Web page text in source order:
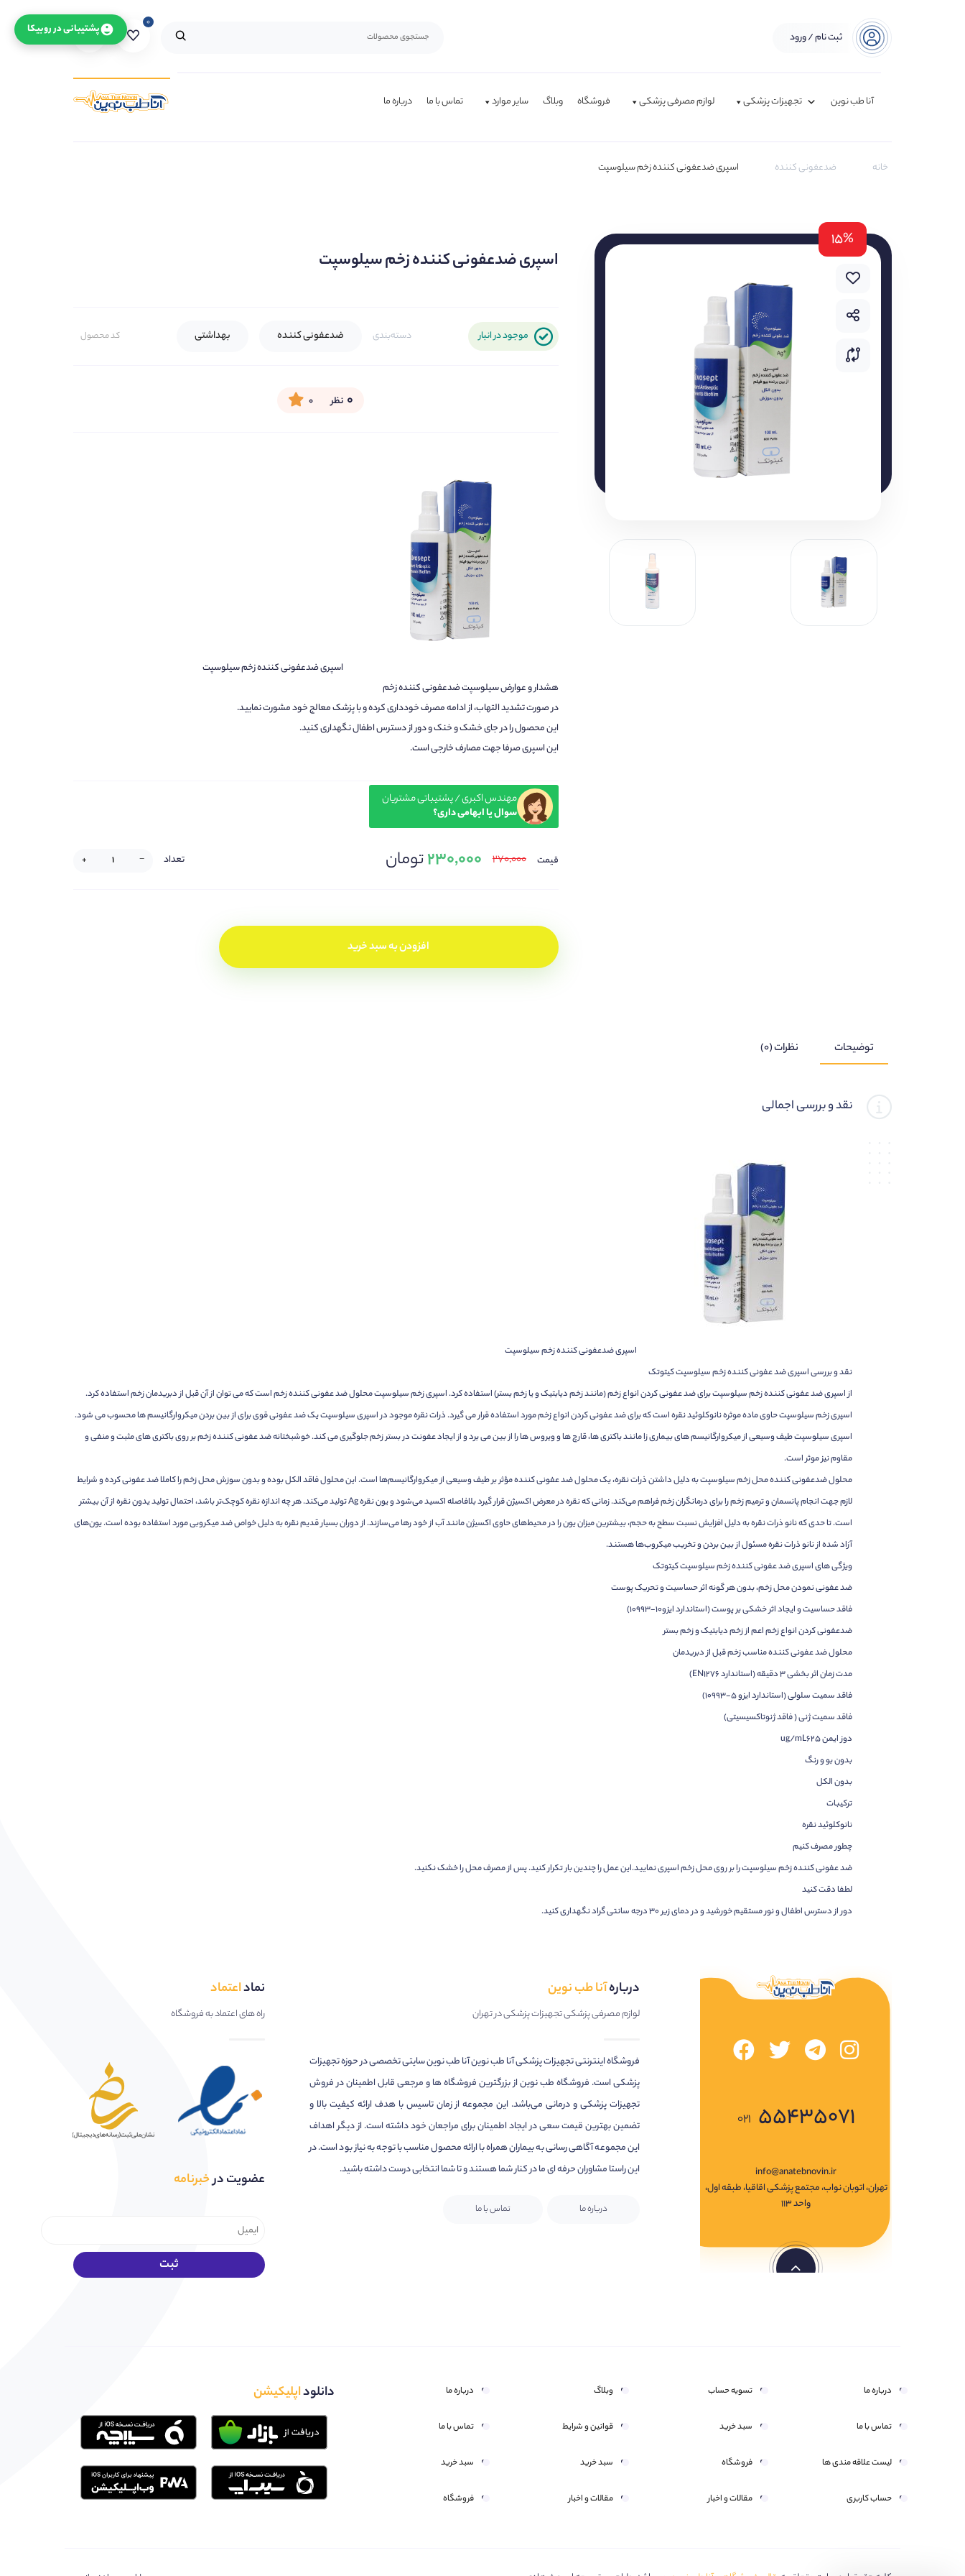
ثبت نام / ورود
۰ ۰
آنا طب نوین تجهیزات پزشکی لوازم مصرفی پزشکی فروشگاه وبلاگ سایر موارد تماس با ما درباره ما
خانه ضدعفونی کننده اسپری ضدعفونی کننده زخم سیلوسپت
۱۵%
اسپری ضدعفونی کننده زخم سیلوسپت
موجود در انبار دسته‌بندی ضدعفونی کننده بهداشتی کد محصول
۰ نظر ۰
اسپری ضدعفونی کننده زخم سیلوسپت
هشدار و عوارض سیلوسپت ضدعفونی کننده زخم
در صورت تشدید التهاب، از ادامه مصرف خودداری کرده و با پزشک معالج خود مشورت نمایید.
این محصول را در جای خشک و خنک و دور از دسترس اطفال نگهداری کنید.
این اسپری صرفا جهت مصارف خارجی است.
مهندس اکبری / پشتیباتی مشتریان
سوال یا ابهامی داری؟
قیمت ۲۷۰,۰۰۰ ۲۳۰,۰۰۰تومان تعداد −
+
افزودن به سبد خرید
توضیحات نظرات (۰)
نقد و بررسی اجمالی
اسپری ضدعفونی کننده زخم سیلوسپت
نقد و بررسی اسپری ضد عفونی کننده زخم سیلوسپت کیتوتک
از اسپری ضد عفونی کننده زخم سیلوسپت برای ضد عفونی کردن انواع زخم (مانند زخم دیابتیک و یا زخم بستر) استفاده کرد. اسپری زخم سیلوسپت محلول ضد عفونی کننده زخم است که می توان از آن قبل از دبریدمان زخم استفاده کرد.
اسپری زخم سیلوسپت حاوی ماده موثره نانوکلوئید نقره است که برای ضد عفونی کردن انواع زخم مورد استفاده قرار می گیرد. ذرات نقره موجود در اسپری سیلوسپت یک ضد عفونی قوی برای از بین بردن میکروارگانیسم ها محسوب می شود.
اسپری سیلوسپت طیف وسیعی از میکروارگانیسم های بیماری زا مانند باکتری ها، قارچ ها و ویروس ها را از بین می برد و از ایجاد عفونت در بستر زخم جلوگیری می کند. خوشبختانه ضد عفونی کننده زخم بر روی باکتری های مثبت و منفی و
مقاوم نیز موثر است.
محلول ضدعفونی کننده محل زخم سیلوسپت به دلیل داشتن ذرات نقره، یک محلول ضد عفونی کننده مؤثر بر طیف وسیعی از میکروارگانیسم‌ها است. این محلول فاقد الکل بوده و بدون سوزش محل زخم را کاملا ضد عفونی کرده و شرایط
لازم جهت انجام پانسمان و ترمیم زخم را برای درمانگران زخم فراهم می‌کند. زمانی که نقره در معرض اکسیژن قرار گیرد بلافاصله اکسید می‌شود و یون نقره Ag تولید می‌کند. هر چه اندازه نقره کوچک‌تر باشد، احتمال تولید یدون نقره از آن بیشتر
است. تا حدی که نانو ذرات نقره به دلیل افزایش نسبت سطح به حجم، بیشترین میزان یون را در محیط‌های حاوی اکسیژن مانند آب از خود رها می‌سازند. از دوران بسیار قدیم نقره به دلیل خواص ضد میکروبی مورد استفاده بوده است. یون‌های
آزاد شده از نانو ذرات نقره مسئول از بین بردن و تخریب میکروب‌ها هستند.
ویژگی های اسپری ضد عفونی کننده زخم سیلوسپت کیتوتک
ضد عفونی نمودن محل زخم، بدون هر گونه اثر حساسیت و تحریک پوست
فاقد حساسیت و ایجاد اثر خشکی بر پوست (استاندارد ایزو۱۰-۱۰۹۹۳)
ضدعفونی کردن انواع زخم اعم از زخم دیابتیک و زخم بستر
محلول ضد عفونی کننده مناسب زخم قبل از دبریدمان
مدت زمان اثر بخشی ۳ دقیقه (استاندارد EN۱۲۷۶)
فاقد سمیت سلولی (استاندارد ایزو ۵-۱۰۹۹۳)
فاقد سمیت ژنی ( فاقد ژنوتاکسیسیتی)
دوز ایمن ug/mL۶۲۵
بدون بو و رنگ
بدون الکل
ترکیبات
نانوکلوئید نقره
چطور مصرف کنیم
ضد عفونی کننده زخم سیلوسپت را بر روی محل زخم اسپری نمایید.این عمل را چندین بار تکرار کنید. پس از مصرف محل را خشک نکنید.
لطفا دقت کنید
دور از دسترس اطفال و نور مستقیم خورشید و در دمای زیر ۳۰ درجه سانتی گراد نگهداری کنید.
۰۲۱ ۵۵۴۳۵۰۷۱
info@anatebnovin.ir
تهران، اتوبان نواب، مجتمع پزشکی اقاقیا، طبقه اول،
واحد ۱۱۳
دربارهآنا طب نوین
لوازم مصرفی پزشکی تجهیزات پزشکی در تهران
فروشگاه اینترنتی تجهیزات پزشکی آنا طب نوین آنا طب نوین سایتی تخصصی در حوزه تجهیزات
پزشکی است. فروشگاه طب نوین از بزرگترین فروشگاه ها و مرجعی قابل اطمینان در فروش
تجهیزات پزشکی و درمانی می‌باشد. این مجموعه از زمان تاسیس با هدف ارائه کیفیت بالا و
تضمین بهترین قیمت سعی در ایجاد اطمینان برای مراجعان خود داشته است. از دیگر اهداف
این مجموعه آگاهی رسانی به بیماران همراه با ارائه محصول مناسب با توجه به نیاز بود است. در
این راستا مشاوران حرفه ای ما در کنار شما هستند و تا شما انتخابی درست داشته باشید.
درباره ما تماس با ما
نماداعتماد
راه های اعتماد به فروشگاه
عضویت درخبرنامه
درباره ما
تماس با ما
لیست علاقه مندی ها
حساب کاربری
تسویه حساب
سبد خرید
فروشگاه
مقالات و اخبار
وبلاگ
قوانین و شرایط
سبد خرید
مقالات و اخبار
درباره ما
تماس با ما
سبد خرید
فروشگاه
دانلوداپلیکیشن
پشتیبانی در روبیکا
سلام امیدوارم عالی باشید?